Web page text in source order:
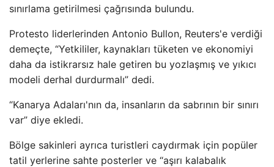
sınırlama getirilmesi çağrısında bulundu.
Protesto liderlerinden Antonio Bullon, Reuters'e verdiği
demeçte, “Yetkililer, kaynakları tüketen ve ekonomiyi
daha da istikrarsız hale getiren bu yozlaşmış ve yıkıcı
modeli derhal durdurmalı” dedi.
“Kanarya Adaları'nın da, insanların da sabrının bir sınırı
var” diye ekledi.
Bölge sakinleri ayrıca turistleri caydırmak için popüler
tatil yerlerine sahte posterler ve “aşırı kalabalık